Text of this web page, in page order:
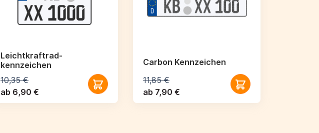
Leichtkraftrad­
kennzeichen
10,35 €
ab 6,90 €
Carbon Kennzeichen
11,85 €
ab 7,90 €